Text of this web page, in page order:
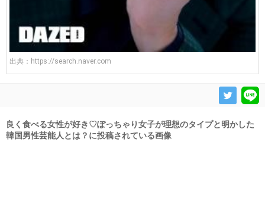
出典： https://search.naver.com
良く食べる女性が好き♡ぽっちゃり女子が理想のタイプと明かした
韓国男性芸能人とは？に投稿されている画像